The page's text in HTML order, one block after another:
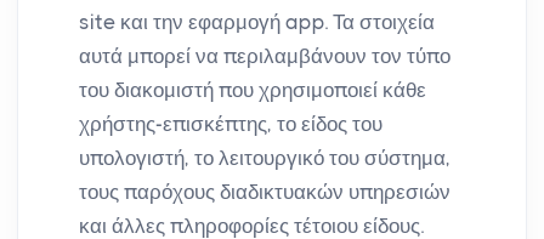
site και την εφαρμογή app. Τα στοιχεία
αυτά μπορεί να περιλαμβάνουν τον τύπο
του διακομιστή που χρησιμοποιεί κάθε
χρήστης-επισκέπτης, το είδος του
υπολογιστή, το λειτουργικό του σύστημα,
τους παρόχους διαδικτυακών υπηρεσιών
και άλλες πληροφορίες τέτοιου είδους.